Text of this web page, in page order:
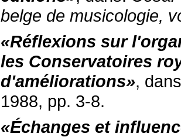
belge de musicologie,
«Réflexions sur
les Conservatoires
d'améliorations»,
1988, pp. 3-8.
«Échanges et